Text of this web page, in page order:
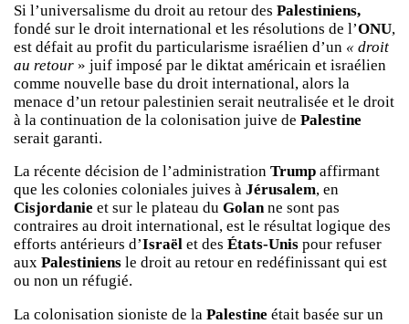
Si l’universalisme du droit au retour des Palestiniens,
fondé sur le droit international et les résolutions de l’ONU,
est défait au profit du particularisme israélien d’un « droit
au retour » juif imposé par le diktat américain et israélien
comme nouvelle base du droit international, alors la
menace d’un retour palestinien serait neutralisée et le droit
à la continuation de la colonisation juive de Palestine
serait garanti.
La récente décision de l’administration Trump affirmant
que les colonies coloniales juives à Jérusalem, en
Cisjordanie et sur le plateau du Golanne sont pas
contraires au droit international, est le résultat logique des
efforts antérieurs d’Israël et des États-Unis pour refuser
aux Palestiniens le droit au retour en redéfinissant qui est
ou non un réfugié.
La colonisation sioniste de la Palestine était basée sur un